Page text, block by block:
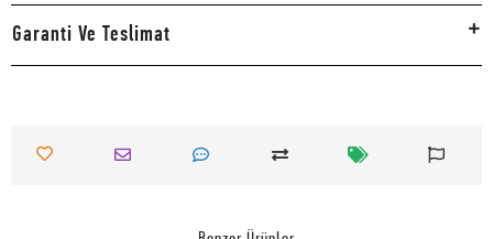
Garanti Ve Teslimat